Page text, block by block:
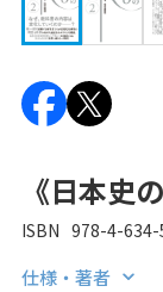
《日本
ISBN 978-4-634-
仕様・著者